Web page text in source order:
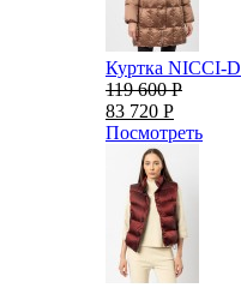
Куртка NICCI-D
119 600 Р
83 720 Р
Посмотреть